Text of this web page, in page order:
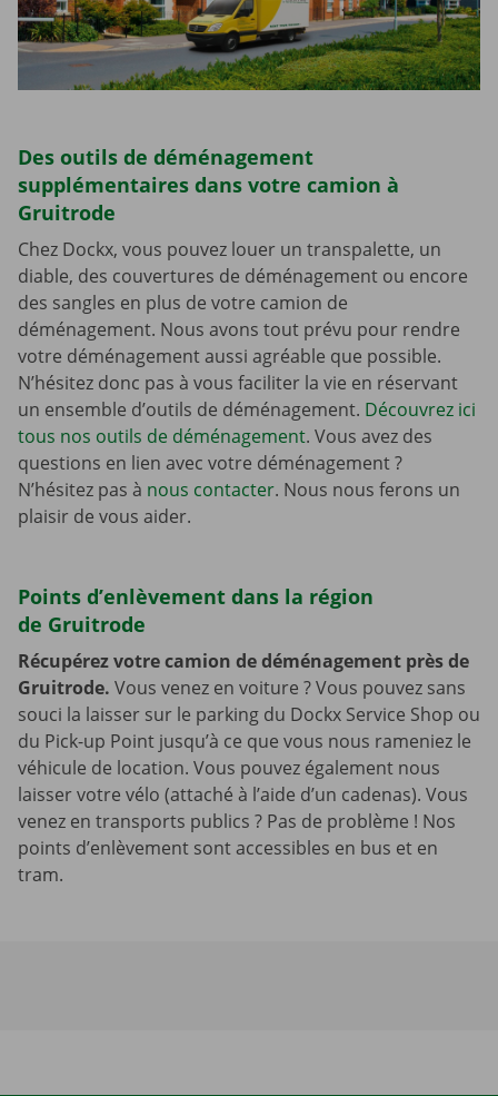
Des outils de déménagement
supplémentaires dans votre camion à
Gruitrode
Chez Dockx, vous pouvez louer un transpalette, un
diable, des couvertures de déménagement ou encore
des sangles en plus de votre camion de
déménagement. Nous avons tout prévu pour rendre
votre déménagement aussi agréable que possible.
N’hésitez donc pas à vous faciliter la vie en réservant
un ensemble d’outils de déménagement. Découvrez ici
tous nos outils de déménagement. Vous avez des
questions en lien avec votre déménagement ?
N’hésitez pas à nous contacter. Nous nous ferons un
plaisir de vous aider.
Points d’enlèvement dans la région
de Gruitrode
Récupérez votre camion de déménagement près de
Gruitrode. Vous venez en voiture ? Vous pouvez sans
souci la laisser sur le parking du Dockx Service Shop ou
du Pick-up Point jusqu’à ce que vous nous rameniez le
véhicule de location. Vous pouvez également nous
laisser votre vélo (attaché à l’aide d’un cadenas). Vous
venez en transports publics ? Pas de problème ! Nos
points d’enlèvement sont accessibles en bus et en
tram.